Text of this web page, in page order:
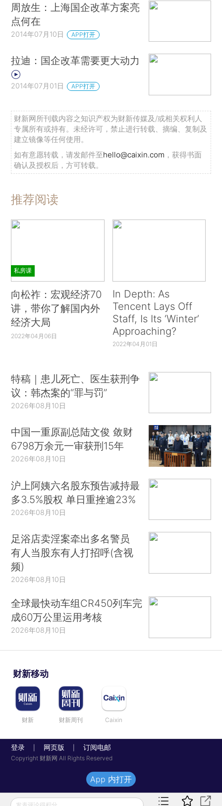
周放生：上海国企改革方案亮
点何在
2014年07月10日 APP打开
拉迪：国企改革需要更大动力
2014年07月01日 APP打开
财新网所刊载内容之知识产权为财新传媒及/或相关权利人
专属所有或持有。未经许可，禁止进行转载、摘编、复制及
建立镜像等任何使用。
如有意愿转载，请发邮件至hello@caixin.com ，获得书面
确认及授权后，方可转载。
推荐阅读
私房课
向松祚：宏观经济70
讲，带你了解国内外
经济大局
2022年04月06日
In Depth: As
Tencent Lays Off
Staff, Is Its ‘Winter’
Approaching?
2022年04月01日
特稿｜患儿死亡、医生获刑争
议：韩杰案的“罪与罚”
2026年08月10日
中国一重原副总陆文俊 敛财
6798万余元一审获刑15年
2026年08月10日
沪上阿姨六名股东预告减持最
多3.5%股权 单日重挫逾23%
2026年08月10日
足浴店卖淫案牵出多名警员
有人当股东有人打招呼(含视
频)
2026年08月10日
全球最快动车组CR450列车完
成60万公里运用考核
2026年08月10日
财新移动
财新 财新周刊 Caixin
登录 网页版 订阅电邮
Copyright 财新网 All Rights Reserved
发表评论得积分
App 内打开